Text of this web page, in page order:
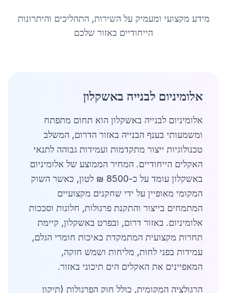
מידע מקצועי ומעמיק על השירות, התהליכים והיתרונות
הייחודיים באזור שלכם
אלומיניום לבנייה באשקלון
אלומיניום לבנייה באשקלון הוא תחום מתפתח
ומשמעותי בענף הבנייה באזור הדרום, המשלב
טכנולוגיות ייצור מתקדמות ועמידות גבוהה לתנאי
האקלים הייחודיים. המחיר הממוצע של אלומיניום
באשקלון עומד על כ-8500 ₪ לטון, כאשר השוק
המקומי מאופיין על ידי שחקנים מקצועיים
המתמחים בייצור והתקנת פרגולות, חלונות וסככות
אלומיניום. באזור דרום, ובפרט באשקלון, קיימת
תחרות מקצועית המתמקדת באיכות חומרי הגלם,
עמידות בפני לחות, מליחות ושמש חזקה,
המאפיינים את האקלים הים תיכוני באזור.
הרגולציה המקומית, כולל חוק הפרגולות (תיקון